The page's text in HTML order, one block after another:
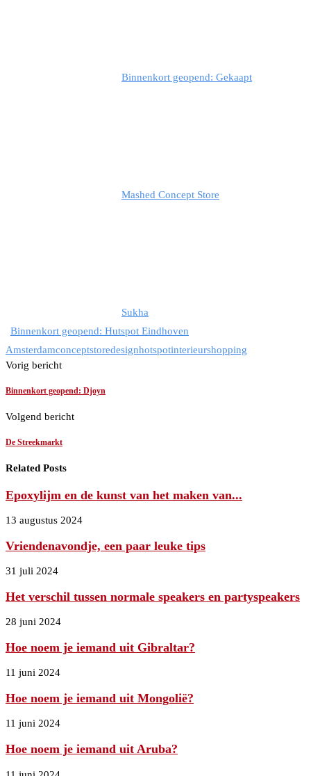
Binnenkort geopend: Gekaapt
Mashed Concept Store
Sukha
Binnenkort geopend: Hutspot Eindhoven
Amsterdamconceptstoredesignhotspotinterieurshopping
Vorig bericht
Binnenkort geopend: Djoyn
Volgend bericht
De Streekmarkt
Related Posts
Epoxylijm en de kunst van het maken van...
13 augustus 2024
Vriendenavondje, een paar leuke tips
31 juli 2024
Het verschil tussen normale speakers en partyspeakers
28 juni 2024
Hoe noem je iemand uit Gibraltar?
11 juni 2024
Hoe noem je iemand uit Mongolië?
11 juni 2024
Hoe noem je iemand uit Aruba?